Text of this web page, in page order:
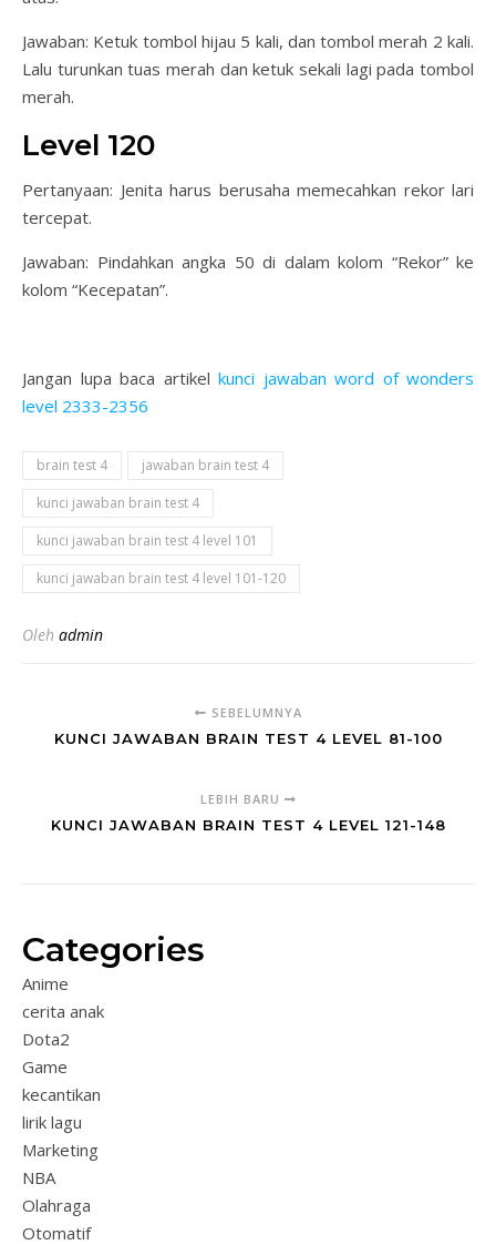
Jawaban: Ketuk tombol hijau 5 kali, dan tombol merah 2 kali.
Lalu turunkan tuas merah dan ketuk sekali lagi pada tombol
merah.
Level 120
Pertanyaan: Jenita harus berusaha memecahkan rekor lari
tercepat.
Jawaban: Pindahkan angka 50 di dalam kolom “Rekor” ke
kolom “Kecepatan”.
Jangan lupa baca artikel kunci jawaban word of wonders
level 2333-2356
brain test 4
jawaban brain test 4
kunci jawaban brain test 4
kunci jawaban brain test 4 level 101
kunci jawaban brain test 4 level 101-120
Oleh admin
SEBELUMNYA
KUNCI JAWABAN BRAIN TEST 4 LEVEL 81-100
LEBIH BARU
KUNCI JAWABAN BRAIN TEST 4 LEVEL 121-148
Categories
Anime
cerita anak
Dota2
Game
kecantikan
lirik lagu
Marketing
NBA
Olahraga
Otomatif